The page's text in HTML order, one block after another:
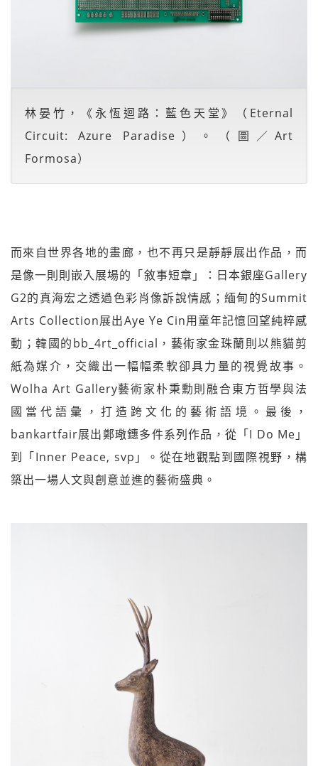
林晏竹，《永恆迴路：藍色天堂》（Eternal
Circuit: Azure Paradise）。（圖／Art
Formosa）
而來自世界各地的畫廊，也不再只是靜靜展出作品，而
是像一則則嵌入展場的「敘事短章」：日本銀座Gallery
G2的真海宏之透過色彩肖像訴說情感；緬甸的Summit
Arts Collection展出Aye Ye Cin用童年記憶回望純粹感
動；韓國的bb_4rt_official，藝術家金珠蘭則以熊貓剪
紙為媒介，交織出一幅幅柔軟卻具力量的視覺故事。
Wolha Art Gallery藝術家朴秉勳則融合東方哲學與法
國當代語彙，打造跨文化的藝術語境。最後，
bankartfair展出鄭璥鏸多件系列作品，從「I Do Me」
到「Inner Peace, svp」。從在地觀點到國際視野，構
築出一場人文與創意並進的藝術盛典。